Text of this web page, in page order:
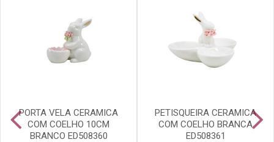
PORTA VELA CERAMICA
COM COELHO 10CM
BRANCO ED508360
PETISQUEIRA CERAMICA
COM COELHO BRANCA
ED508361